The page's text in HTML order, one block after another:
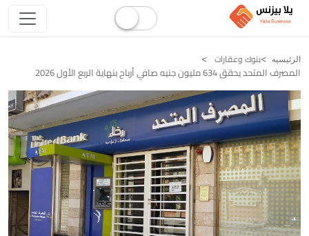
الرئيسيه بنوك وعقارات
المصرف المتحد يحقق 634 مليون جنيه صافي أرباح بنهاية الربع الأول 2026